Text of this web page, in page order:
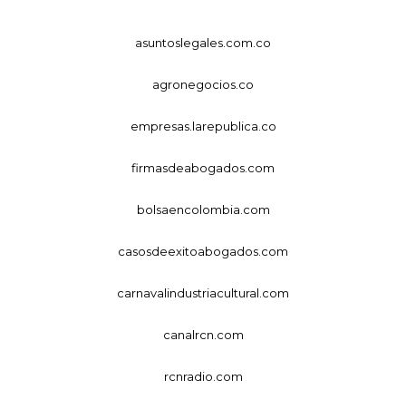
asuntoslegales.com.co
agronegocios.co
empresas.larepublica.co
firmasdeabogados.com
bolsaencolombia.com
casosdeexitoabogados.com
carnavalindustriacultural.com
canalrcn.com
rcnradio.com